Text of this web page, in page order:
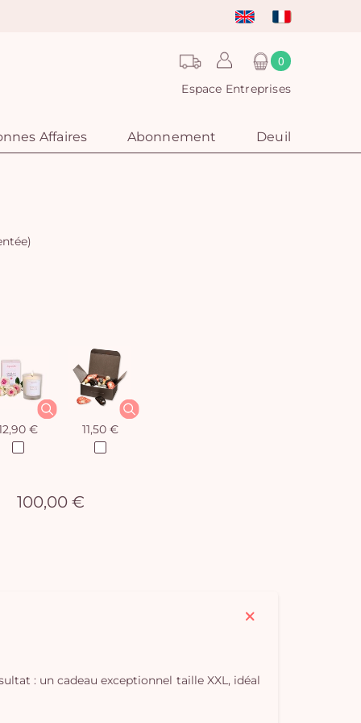
0
Espace Entreprises
Affaires Abonnement Deuil
100,00 €
€ 11,50 €
: un cadeau exceptionnel taille XXL, idéal